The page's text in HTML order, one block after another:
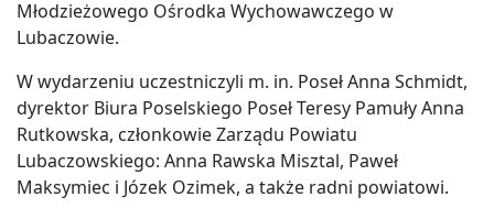
Młodzieżowego Ośrodka Wychowawczego w
Lubaczowie.
W wydarzeniu uczestniczyli m. in. Poseł Anna Schmidt,
dyrektor Biura Poselskiego Poseł Teresy Pamuły Anna
Rutkowska, członkowie Zarządu Powiatu
Lubaczowskiego: Anna Rawska Misztal, Paweł
Maksymiec i Józek Ozimek, a także radni powiatowi.